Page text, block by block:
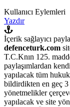
Kullanıcı Eylemleri
Yazdır
İçerik sağlayıcı
defenceturk.com
T.C.Knın 125.
paylaşımlardan
yapılacak tüm
bildirdikten en geç
yönetmelikler
yapılacak ve site